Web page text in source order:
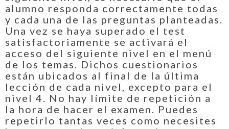
alumno responda correctamente todas
y cada una de las preguntas planteadas.
Una vez se haya superado el test
satisfactoriamente se activará el
acceso del siguiente nivel en el menú
de los temas. Dichos cuestionarios
están ubicados al final de la última
lección de cada nivel, excepto para el
nivel 4. No hay límite de repetición a
la hora de hacer el examen. Puedes
repetirlo tantas veces como necesites